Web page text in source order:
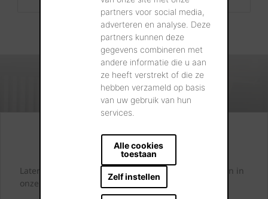
partners voor social media,
adverteren en analyse. Deze
partners kunnen deze
gegevens combineren met
andere informatie die u aan
ze heeft verstrekt of die ze
hebben verzameld op basis
van uw gebruik van hun
services.
Alle cookies
toestaan
Zelf instellen
Kijk. Droom. Kies.
Laten we samen letterlijk uw dromen tastbaar maken in
onze showrooms.